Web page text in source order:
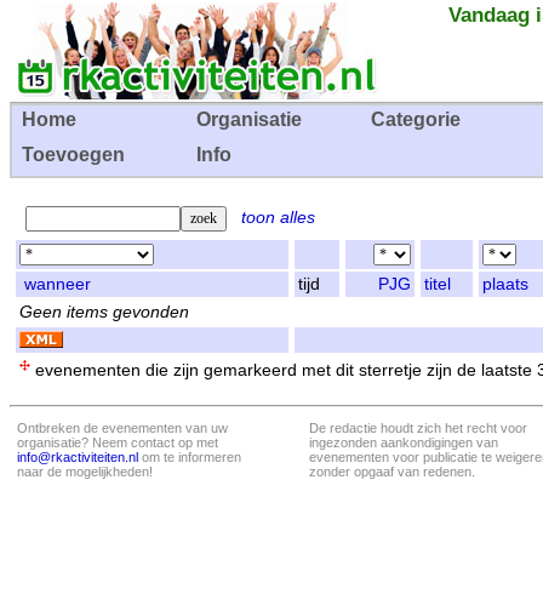
Vandaag
Home Organisatie
Categorie
Toevoegen
Info
toon alles
wanneer tijd PJG titel
plaats
Geen items gevonden
evenementen die zijn gemarkeerd met dit sterretje zijn de laatste
Ontbreken de evenementen van uw
organisatie? Neem contact op met
info@rkactiviteiten.nl om te informeren
naar de mogelijkheden!
De redactie houdt zich het recht voor
ingezonden aankondigingen van
evenementen voor publicatie te
zonder opgaaf van redenen.